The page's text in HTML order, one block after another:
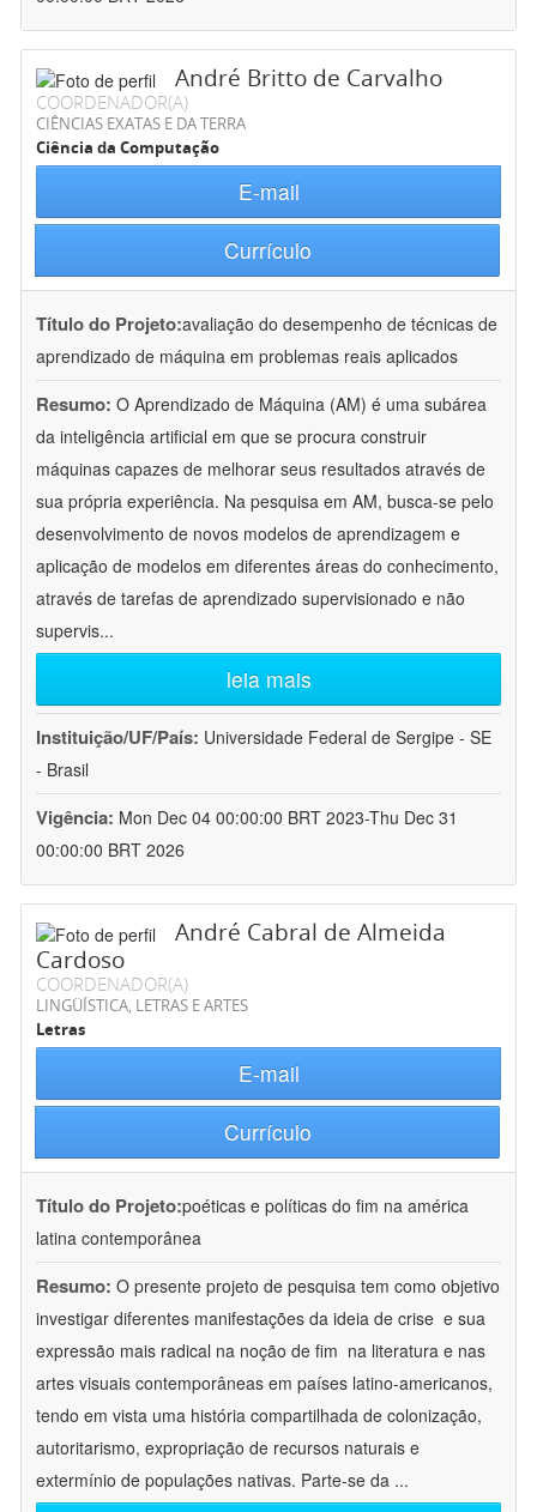
André Britto de Carvalho
COORDENADOR(A)
CIÊNCIAS EXATAS E DA TERRA
Ciência da Computação
E-mail
Currículo
Título do Projeto:avaliação do desempenho de técnicas de
aprendizado de máquina em problemas reais aplicados
Resumo: O Aprendizado de Máquina (AM) é uma subárea
da inteligência artificial em que se procura construir
máquinas capazes de melhorar seus resultados através de
sua própria experiência. Na pesquisa em AM, busca-se pelo
desenvolvimento de novos modelos de aprendizagem e
aplicação de modelos em diferentes áreas do conhecimento,
através de tarefas de aprendizado supervisionado e não
supervis...
leia mais
Instituição/UF/País: Universidade Federal de Sergipe - SE
- Brasil
Vigência: Mon Dec 04 00:00:00 BRT 2023-Thu Dec 31
00:00:00 BRT 2026
André Cabral de Almeida
Cardoso
COORDENADOR(A)
LINGÜÍSTICA, LETRAS E ARTES
Letras
E-mail
Currículo
Título do Projeto:poéticas e políticas do fim na américa
latina contemporânea
Resumo: O presente projeto de pesquisa tem como objetivo
investigar diferentes manifestações da ideia de crise  e sua
expressão mais radical na noção de fim  na literatura e nas
artes visuais contemporâneas em países latino-americanos,
tendo em vista uma história compartilhada de colonização,
autoritarismo, expropriação de recursos naturais e
extermínio de populações nativas. Parte-se da ...